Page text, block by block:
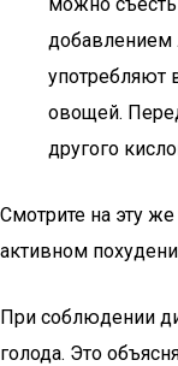
добавлением
употребляют
овощей.
другого
Смотрите на эту
активном
При соблюдении
голода. Это